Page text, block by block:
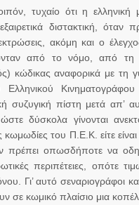
τυχαίο ότι η ελληνική
εξαιρετικά διστακτική,
ακόμη και ο
από το νόμο, από τη
κώδικας αναφορικά με τη
Ελληνικού
συζυγική πίστη μετά απ’
δύσκολα γίνονται
κωμωδίες του Π.Ε.Κ. είτε
πρέπει οπωσδήποτε να
περιπέτειες, οπότε
Γι’ αυτό σεναριογράφοι
σε κωμικό πλαίσιο μια